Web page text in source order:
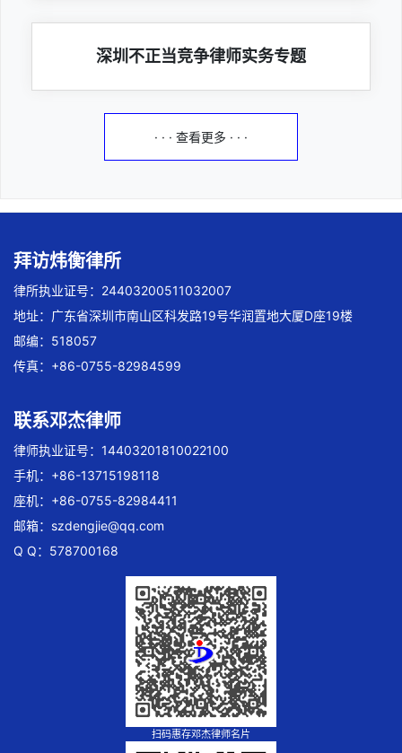
深圳不正当竞争律师实务专题
· · · 查看更多 · · ·
拜访炜衡律所
律所执业证号：24403200511032007
地址：广东省深圳市南山区科发路19号华润置地大厦D座19楼
邮编：518057
传真：+86-0755-82984599
联系邓杰律师
律师执业证号：14403201810022100
手机：+86-13715198118
座机：+86-0755-82984411
邮箱： szdengjie@qq.com
Q Q：578700168
扫码惠存邓杰律师名片